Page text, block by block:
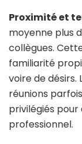
Proximité et
moyenne plus
collègues.
familiarité
voire de désirs.
réunions
privilégiés
professionnel.